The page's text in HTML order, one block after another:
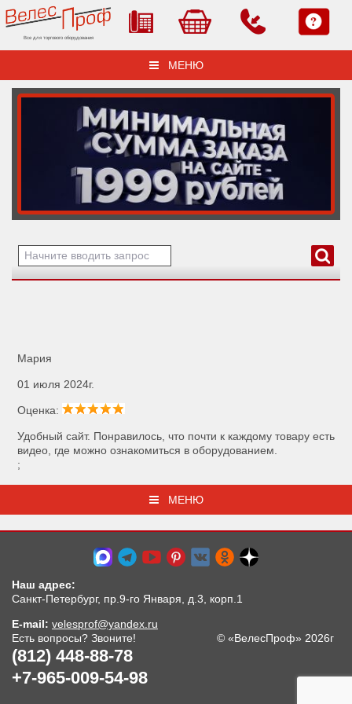
Все для торгового оборудования
МЕНЮ
Мария
01 июля 2024г.
Оценка:
Удобный сайт. Понравилось, что почти к каждому товару есть
видео, где можно ознакомиться в оборудованием.
;
МЕНЮ
Наш адрес:
Санкт-Петербург, пр.9-го Января, д.3, корп.1
E-mail: velesprof@yandex.ru
Есть вопросы? Звоните!
(812) 448-88-78
+7-965-009-54-98
© «ВелесПроф» 2026г